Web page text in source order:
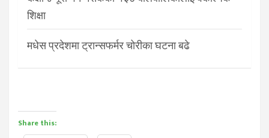
शिक्षा
मधेस प्रदेशमा ट्रान्सफर्मर चोरीका घटना बढे
Share this: